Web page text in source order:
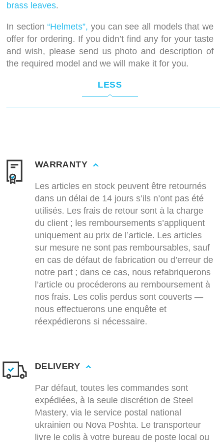
brass leaves.
In section“Helmets”, you can see all models that we
offer for ordering. If you didn’t find any for your taste
and wish, please send us photo and description of
the required model and we will make it for you.
LESS
WARRANTY
Les articles en stock peuvent être retournés
dans un délai de 14 jours s’ils n’ont pas été
utilisés. Les frais de retour sont à la charge
du client ; les remboursements s’appliquent
uniquement au prix de l’article. Les articles
sur mesure ne sont pas remboursables, sauf
en cas de défaut de fabrication ou d’erreur de
notre part ; dans ce cas, nous refabriquerons
l’article ou procéderons au remboursement à
nos frais. Les colis perdus sont couverts —
nous effectuerons une enquête et
réexpédierons si nécessaire.
DELIVERY
Par défaut, toutes les commandes sont
expédiées, à la seule discrétion de Steel
Mastery, via le service postal national
ukrainien ou Nova Poshta. Le transporteur
livre le colis à votre bureau de poste local ou